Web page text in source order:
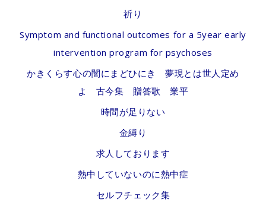
祈り
Symptom and functional outcomes for a 5year early
intervention program for psychoses
かきくらす心の闇にまどひにき 夢現とは世人定め
よ 古今集 贈答歌 業平
時間が足りない
金縛り
求人しております
熱中していないのに熱中症
セルフチェック集